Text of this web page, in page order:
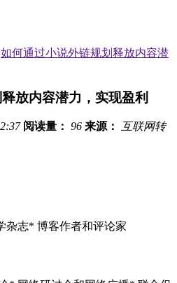
如何通过小说外链规划释放内容潜
放内容潜力，实现盈利
阅读量： 96 来源： 互联网转
杂志* 博客作者和评论家